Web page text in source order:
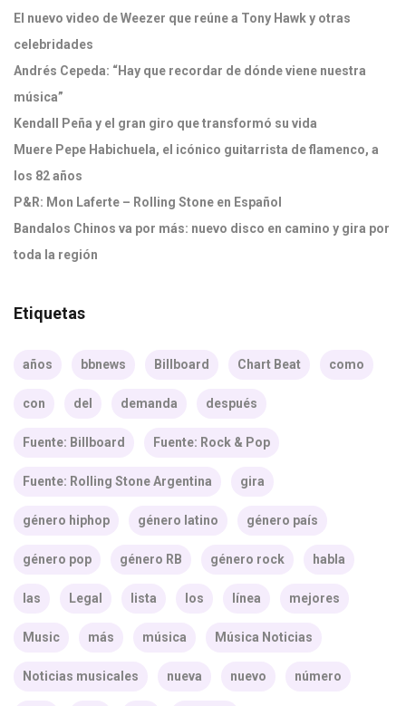
El nuevo video de Weezer que reúne a Tony Hawk y otras
celebridades
Andrés Cepeda: “Hay que recordar de dónde viene nuestra
música”
Kendall Peña y el gran giro que transformó su vida
Muere Pepe Habichuela, el icónico guitarrista de flamenco, a
los 82 años
P&R: Mon Laferte – Rolling Stone en Español
Bandalos Chinos va por más: nuevo disco en camino y gira por
toda la región
Etiquetas
años bbnews Billboard Chart Beat como
con del demanda después
Fuente: Billboard Fuente: Rock & Pop
Fuente: Rolling Stone Argentina gira
género hiphop género latino género país
género pop género RB género rock habla
las Legal lista los línea mejores
Music más música Música Noticias
Noticias musicales nueva nuevo número